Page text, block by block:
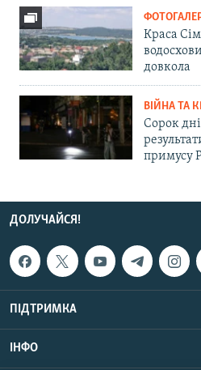
Краса
довкола
ВІЙНА ТА
Сорок
примусу
ДОЛУЧАЙСЯ!
ПІДТРИМКА
ІНФО